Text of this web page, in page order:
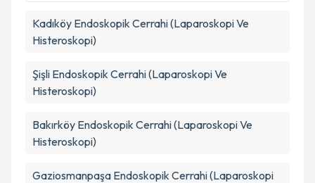
Kadıköy Endoskopik Cerrahi (Laparoskopi Ve
Histeroskopi)
Şişli Endoskopik Cerrahi (Laparoskopi Ve
Histeroskopi)
Bakırköy Endoskopik Cerrahi (Laparoskopi Ve
Histeroskopi)
Gaziosmanpaşa Endoskopik Cerrahi (Laparoskopi